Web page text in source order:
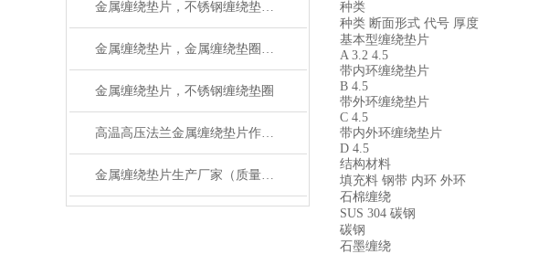
金属缠绕垫片，不锈钢缠绕垫片厂家有检验报告
金属缠绕垫片，金属缠绕垫圈执行标准
金属缠绕垫片，不锈钢缠绕垫圈
高温高压法兰金属缠绕垫片作用与用途
金属缠绕垫片生产厂家（质量可靠）
种类
种类 断面形式 代号 厚度
基本型缠绕垫片
A 3.2 4.5
带内环缠绕垫片
B 4.5
带外环缠绕垫片
C 4.5
带内外环缠绕垫片
D 4.5
​结构材料
填充料 钢带 内环 外环
石棉缠绕
SUS 304 碳钢
碳钢
石墨缠绕